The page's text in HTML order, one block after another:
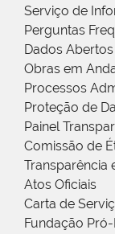
Serviço de
Perguntas
Dados Abertos
Obras em
Processos
Proteção de
Painel
Comissão de
Transparência
Atos Oficiais
Carta de
Fundação Pró-